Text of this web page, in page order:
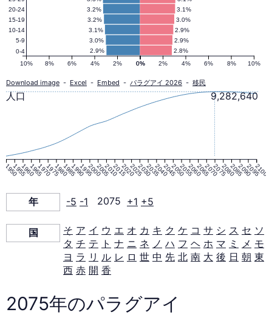
人
口
ピ
ミ
ッ
ド
2075
2.8%
2.9%
2.9%
3.0%
2.9%
3.1%
3.0%
3.2%
3.1%
3.2%
0% 2% 4% 6% 8% 10%
10% 8% 6% 4% 2% 0%
0-4
5-9
10-14
15-19
20-24
Download image - Excel - Embed - パラグアイ 2026 - 移民
1950195519601965197019751980198519901995200020052010201520202025203020352040204520502055206020652070207520802085209020952100
9,282,640
人口
年 -5 -1 2075 +1 +5
国 そ ア イ ウ エ オ カ キ ク ケ コ サ シ ス セ ソ
タ チ テ ト ナ ニ ネ ノ ハ フ ヘ ホ マ ミ メ モ
ヨ ラ リ ル レ ロ 世 中 先 北 南 大 後 日 朝 東
西 赤 開 香
2075年のパラグアイ